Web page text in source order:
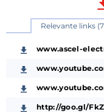
Relevante links
www.ascel-
http://goo.gl/